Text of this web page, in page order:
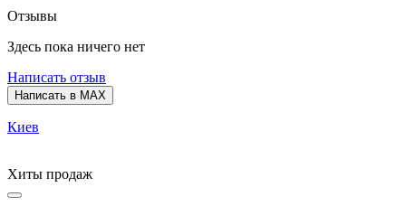
Отзывы
Здесь пока ничего нет
Написать отзыв
Написать в MAX
Киев
Хиты продаж